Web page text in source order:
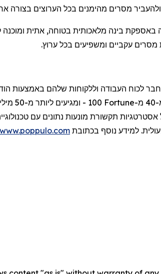
ולהעביר מסרים מהימנים בכל הערוצים בצורה
באספקת בינה מלאכותית בטוחה, אתית ומוכנה
מסרים עקביים ומשפיעים בכל ערוץ.
לכוח העבודה וללקוחות שלהם באמצעות
מ- Fortune ומגיעים ליותר מ-50
אסטרטגיות תקשורת מונעות נתונים עם
. למידע נוסף בכתובת www.poppulo.com